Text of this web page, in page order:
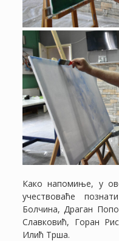
Како напомиње, у
учествоваће
Болчина, Драган
Славковић, Горан
Илић Трша.